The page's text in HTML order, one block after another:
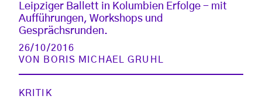
Leipziger Ballett in Kolumbien Erfolge - mit
Aufführungen, Workshops und
Gesprächsrunden.
26/10/2016
VON
BORIS MICHAEL GRUHL
KRITIK